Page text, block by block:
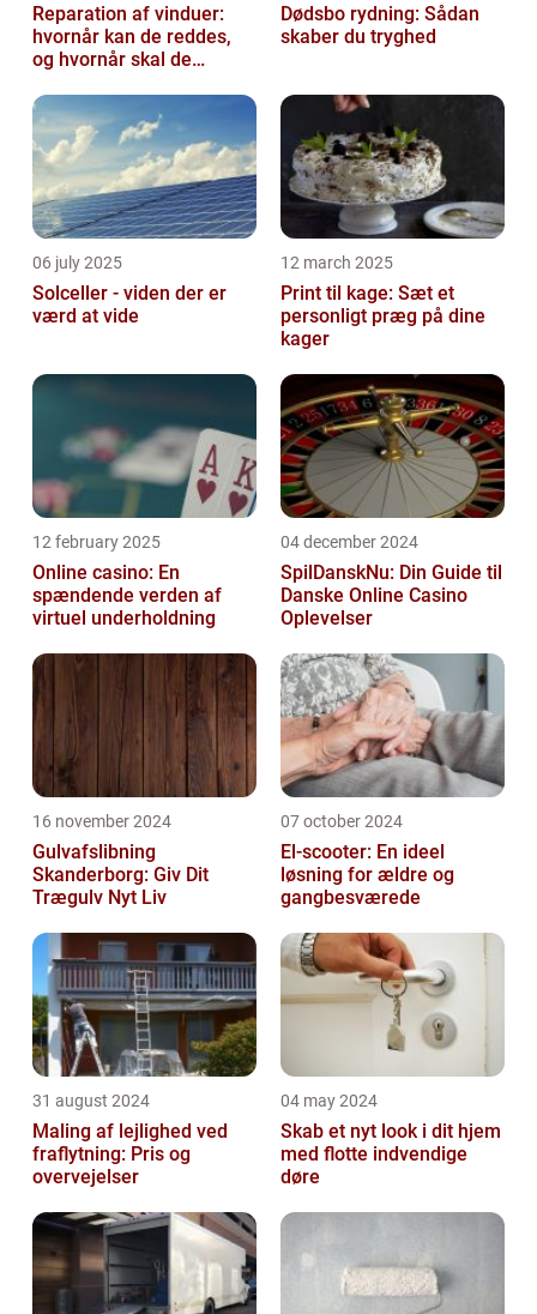
Reparation af vinduer:
hvornår kan de reddes,
og hvornår skal de
Dødsbo rydning: Sådan
skaber du tryghed
06 july 2025
Solceller - viden der er
værd at vide
12 march 2025
Print til kage: Sæt et
personligt præg på dine
kager
12 february 2025
Online casino: En
spændende verden af
virtuel underholdning
04 december 2024
SpilDanskNu: Din Guide til
Danske Online Casino
Oplevelser
16 november 2024
Gulvafslibning
Skanderborg: Giv Dit
Trægulv Nyt Liv
07 october 2024
El-scooter: En ideel
løsning for ældre og
gangbesværede
31 august 2024
Maling af lejlighed ved
fraflytning: Pris og
overvejelser
04 may 2024
Skab et nyt look i dit hjem
med flotte indvendige
døre